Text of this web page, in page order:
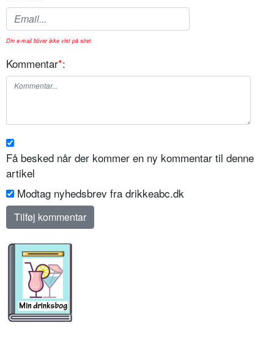
Din e-mail bliver ikke vist på sitet.
Kommentar*:
Få besked når der kommer en ny kommentar til denne
artikel
Modtag nyhedsbrev fra drikkeabc.dk